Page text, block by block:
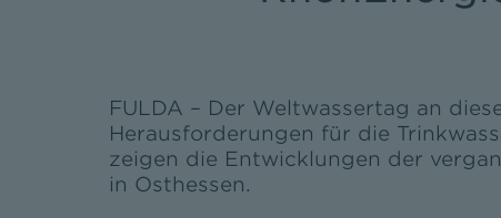
FULDA – Der Weltwassertag an
Herausforderungen für die
zeigen die Entwicklungen der
in Osthessen.